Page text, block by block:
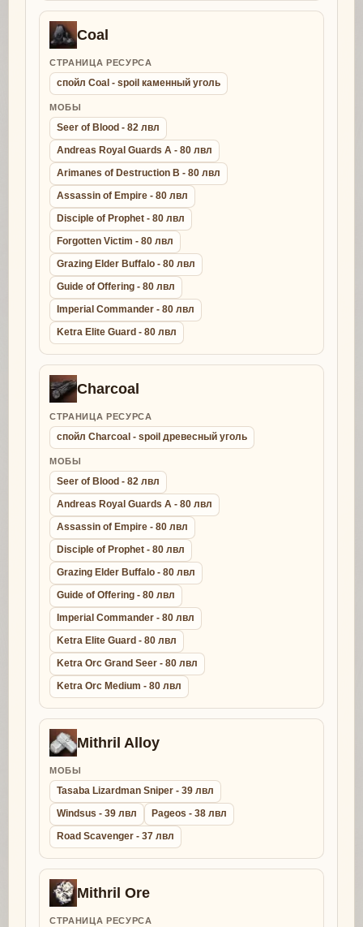
Coal
СТРАНИЦА РЕСУРСА
спойл Coal - spoil каменный уголь
МОБЫ
Seer of Blood - 82 лвл
Andreas Royal Guards A - 80 лвл
Arimanes of Destruction B - 80 лвл
Assassin of Empire - 80 лвл
Disciple of Prophet - 80 лвл
Forgotten Victim - 80 лвл
Grazing Elder Buffalo - 80 лвл
Guide of Offering - 80 лвл
Imperial Commander - 80 лвл
Ketra Elite Guard - 80 лвл
Charcoal
СТРАНИЦА РЕСУРСА
спойл Charcoal - spoil древесный уголь
МОБЫ
Seer of Blood - 82 лвл
Andreas Royal Guards A - 80 лвл
Assassin of Empire - 80 лвл
Disciple of Prophet - 80 лвл
Grazing Elder Buffalo - 80 лвл
Guide of Offering - 80 лвл
Imperial Commander - 80 лвл
Ketra Elite Guard - 80 лвл
Ketra Orc Grand Seer - 80 лвл
Ketra Orc Medium - 80 лвл
Mithril Alloy
МОБЫ
Tasaba Lizardman Sniper - 39 лвл
Windsus - 39 лвл
Pageos - 38 лвл
Road Scavenger - 37 лвл
Mithril Ore
СТРАНИЦА РЕСУРСА